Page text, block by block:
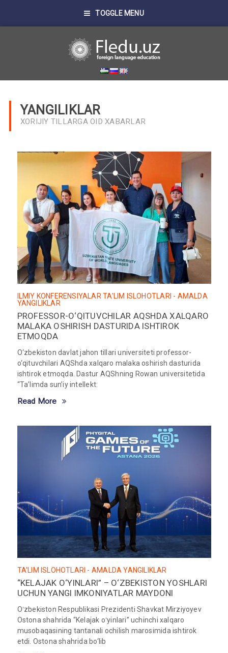
TOGGLE MENU
YANGILIKLAR
XORIJIY TILLARGA OID XABARLAR
ILMIY KONFERENSIYALAR TA'LIM ISLOHOTLARI - AMALDA
YANGILIKLAR
PROFESSOR-O‘QITUVCHILAR AQSHDA XALQARO
MALAKA OSHIRISH DASTURIDA ISHTIROK
ETMOQDA
O‘zbekiston davlat jahon tillari universiteti professor-
o‘qituvchilari AQShda xalqaro malaka oshirish dasturida
ishtirok etmoqda. Dastur AQShning Rowan universitetida
“Ta’limda sun’iy intellekt:
Read More
TA'LIM ISLOHOTLARI - AMALDA YANGILIKLAR
“KELAJAK O‘YINLARI” – O‘ZBEKISTON YOSHLARI
UCHUN YANGI IMKONIYATLAR MAYDONI
Oʻzbekiston Respublikasi Prezidenti Shavkat Mirziyoyev
Ostona shahrida “Kelajak oʻyinlari” uchinchi xalqaro
musobaqasining tantanali ochilish marosimida ishtirok
etdi. Ostona shahrida bo‘lib